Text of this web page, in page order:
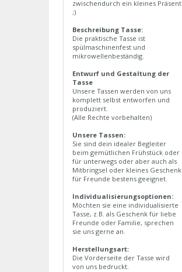
zwischendurch ein kleines Präsent
;)
Beschreibung Tasse:
Die praktische Tasse ist
spülmaschinenfest und
mikrowellenbeständig.
Entwurf und Gestaltung der
Tasse
Unsere Tassen werden von uns
komplett selbst entworfen und
produziert.
(Alle Rechte vorbehalten)
Unsere Tassen:
Sie sind dein idealer Begleiter
beim gemütlichen Frühstück oder
für unterwegs oder aber auch als
Mitbringsel oder kleines Geschenk
für Freunde bestens geeignet.
Individualisierungsoptionen:
Möchten sie eine individualisierte
Tasse, z.B. als Geschenk für liebe
Freunde oder Familie, sprechen
sie uns gerne an.
Herstellungsart:
Die Vorderseite der Tasse wird
von uns bedruckt.